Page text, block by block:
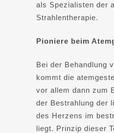
als Spezialisten der
Strahlentherapie.
Pioniere beim
Bei der Behandlung
kommt die
vor allem dann zum
der Bestrahlung der
des Herzens im
liegt. Prinzip dieser